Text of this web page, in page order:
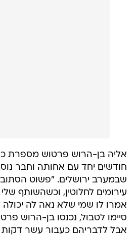
אליה בן-הרוש פרטוש מספרת
חודשים יחד עם אחותה וחבר
שבמערב ירושלים. "פשוט
עירומים לחלוטין, וכשהשותף
אמרו לו שמי שלא נאה לה
סיימו לטבול, נכנסו בן-הרוש
אבל לדבריהם כעבור עשר דקות